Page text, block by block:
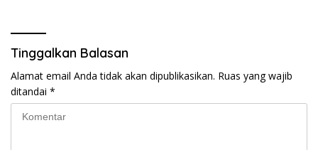
Tinggalkan Balasan
Alamat email Anda tidak akan dipublikasikan. Ruas yang wajib
ditandai *